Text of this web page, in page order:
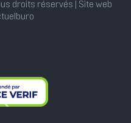
droits réservés | Site web